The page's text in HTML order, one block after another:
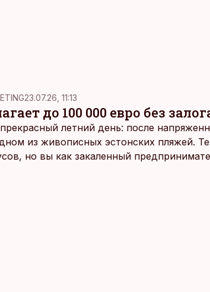
23.07.26, 11:13
до 100 000 евро без
летний день: после
из живописных эстонских пляжей.
но вы как закаленный